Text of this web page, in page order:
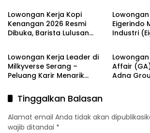
Lowongan Kerja Kopi
Kenangan 2026 Resmi
Dibuka, Barista Lulusan
Indonesia
Lowongan
Eigerindo
Industri
LOKER SERANG
Lowongan Kerja Leader di
Milkyverse Serang –
Peluang Karir Menarik
LOKER
Affair
Adna
Tinggalkan Balasan
Alamat email Anda tidak akan
wajib ditandai *